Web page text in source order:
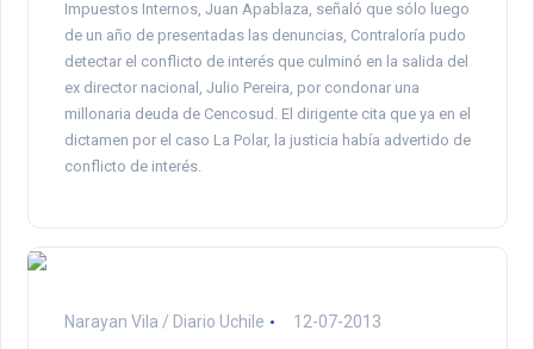
Impuestos Internos, Juan Apablaza, señaló que sólo luego
de un año de presentadas las denuncias, Contraloría pudo
detectar el conflicto de interés que culminó en la salida del
ex director nacional, Julio Pereira, por condonar una
millonaria deuda de Cencosud. El dirigente cita que ya en el
dictamen por el caso La Polar, la justicia había advertido de
conflicto de interés.
Narayan Vila / Diario Uchile 12-07-2013